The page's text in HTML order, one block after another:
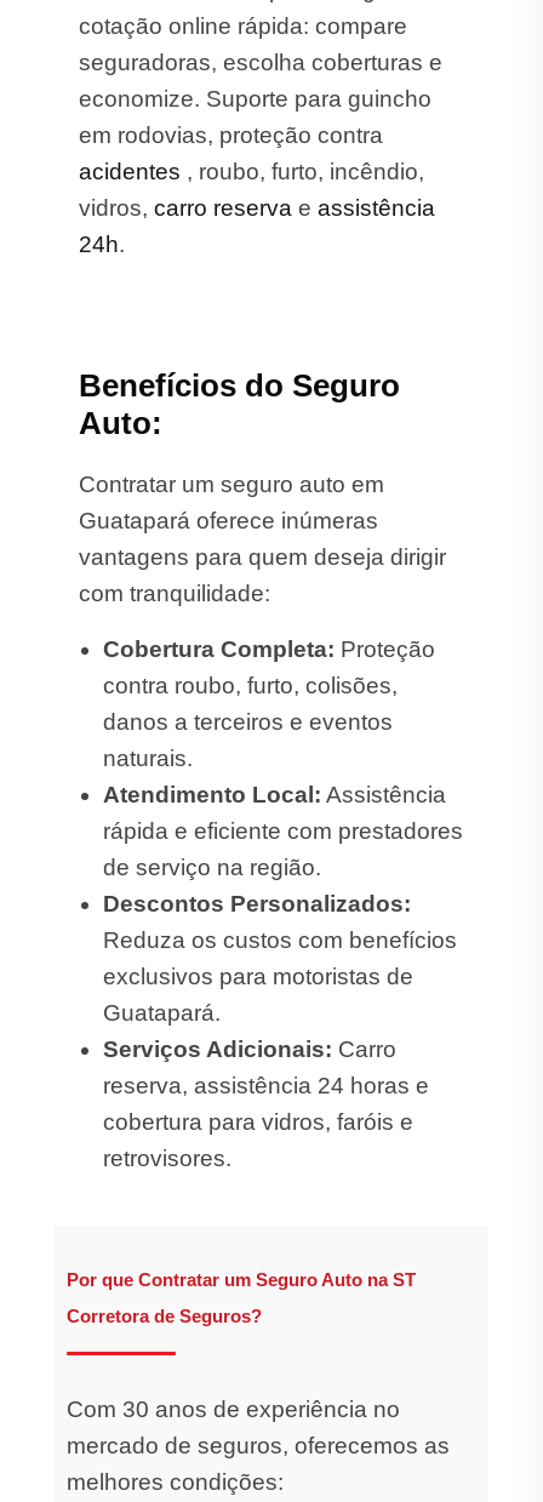
cotação online rápida: compare
seguradoras, escolha coberturas e
economize. Suporte para guincho
em rodovias, proteção contra
acidentes , roubo, furto, incêndio,
vidros, carro reserva e assistência
24h.
Benefícios do Seguro
Auto:
Contratar um seguro auto em
Guatapará oferece inúmeras
vantagens para quem deseja dirigir
com tranquilidade:
Cobertura Completa: Proteção
contra roubo, furto, colisões,
danos a terceiros e eventos
naturais.
Atendimento Local: Assistência
rápida e eficiente com prestadores
de serviço na região.
Descontos Personalizados:
Reduza os custos com benefícios
exclusivos para motoristas de
Guatapará.
Serviços Adicionais: Carro
reserva, assistência 24 horas e
cobertura para vidros, faróis e
retrovisores.
Por que Contratar um Seguro Auto na ST
Corretora de Seguros?
Com 30 anos de experiência no
mercado de seguros, oferecemos as
melhores condições: